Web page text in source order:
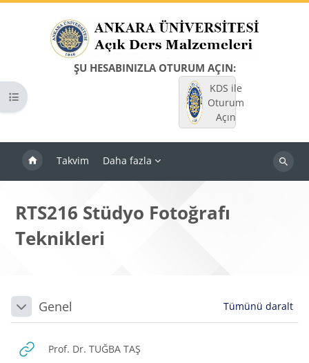
ŞU HESABINIZLA OTURUM AÇIN:
KDS ile
Oturum
Açın
Takvim Daha fazla
Dersleri
Kurs dizinini aç
RTS216 Stüdyo Fotoğrafı
Teknikleri
Bloklar
Bölüm anahatları
DaraltGenel Tümünü daralt
Prof. Dr. TUĞBA TAŞ